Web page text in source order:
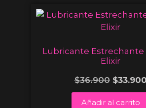
Lubricante Estrechante
Elixir
$36.900 $33.900
Añadir al carrito